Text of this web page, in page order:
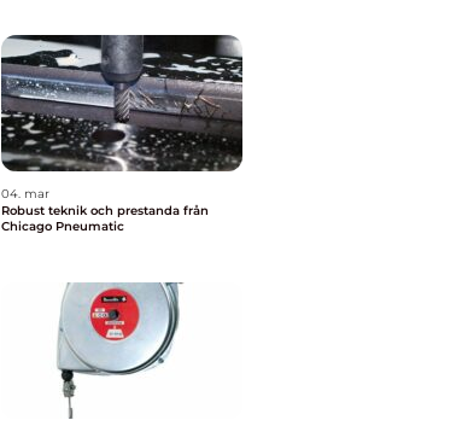
04. mar
Robust teknik och prestanda från
Chicago Pneumatic